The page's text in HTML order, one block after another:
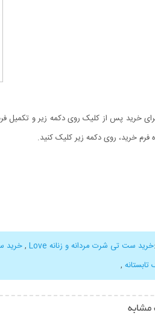
خرید پس از کلیک روی دکمه زیر و تکمیل
خرید، روی دکمه زیر کلیک کنید.
:خرید ست تی شرت مردانه و زنانه Love ,خرید
,